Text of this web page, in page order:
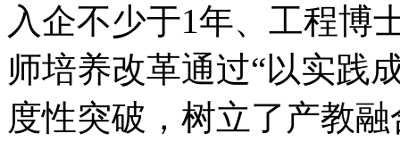
入企不少于1年、工程博
师培养改革通过“以实践
度性突破，树立了产教